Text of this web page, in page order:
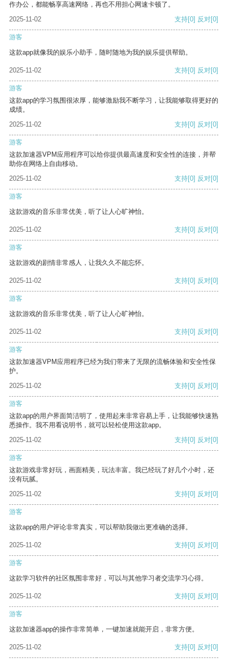
作办公，都能畅享高速网络，再也不用担心网速卡顿了。
2025-11-02
支持[0] 反对[0]
游客
这款app就像我的娱乐小助手，随时随地为我的娱乐提供帮助。
2025-11-02 支持[0] 反对[0]
游客
这款app的学习氛围很浓厚，能够激励我不断学习，让我能够取得更好的
成绩。
2025-11-02
支持[0] 反对[0]
游客
这款加速器VPM应用程序可以给你提供最高速度和安全性的连接，并帮
助你在网络上自由移动。
2025-11-02
支持[0] 反对[0]
游客
这款游戏的音乐非常优美，听了让人心旷神怡。
2025-11-02 支持[0] 反对[0]
游客
这款游戏的剧情非常感人，让我久久不能忘怀。
2025-11-02 支持[0] 反对[0]
游客
这款游戏的音乐非常优美，听了让人心旷神怡。
2025-11-02 支持[0] 反对[0]
游客
这款加速器VPM应用程序已经为我们带来了无限的流畅体验和安全性保
护。
2025-11-02
支持[0] 反对[0]
游客
这款app的用户界面简洁明了，使用起来非常容易上手，让我能够快速熟
悉操作。我不用看说明书，就可以轻松使用这款app。
2025-11-02
支持[0] 反对[0]
游客
这款游戏非常好玩，画面精美，玩法丰富。我已经玩了好几个小时，还
没有玩腻。
2025-11-02
支持[0] 反对[0]
游客
这款app的用户评论非常真实，可以帮助我做出更准确的选择。
2025-11-02 支持[0] 反对[0]
游客
这款学习软件的社区氛围非常好，可以与其他学习者交流学习心得。
2025-11-02 支持[0] 反对[0]
游客
这款加速器app的操作非常简单，一键加速就能开启，非常方便。
2025-11-02 支持[0] 反对[0]